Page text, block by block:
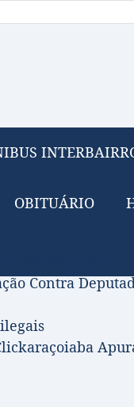
OBITUÁRIO
Contra